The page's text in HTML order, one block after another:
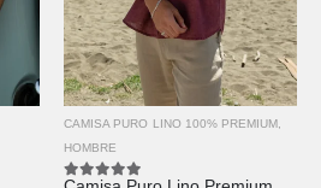
CAMISA PURO LINO 100% PREMIUM
HOMBRE